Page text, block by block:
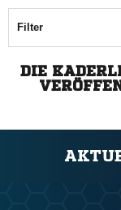
Filter
DIE